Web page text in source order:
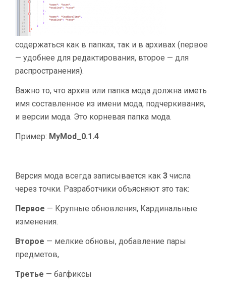
содержаться как в папках, так и в архивах (первое
— удобнее для редактирования, второе — для
распространения).
Важно то, что архив или папка мода должна иметь
имя составленное из имени мода, подчеркивания,
и версии мода. Это корневая папка мода.
Пример: MyMod_0.1.4
Версия мода всегда записывается как 3 числа
через точки. Разработчики объясняют это так:
Первое — Крупные обновления, Кардинальные
изменения.
Второе — мелкие обновы, добавление пары
предметов,
Третье — багфиксы